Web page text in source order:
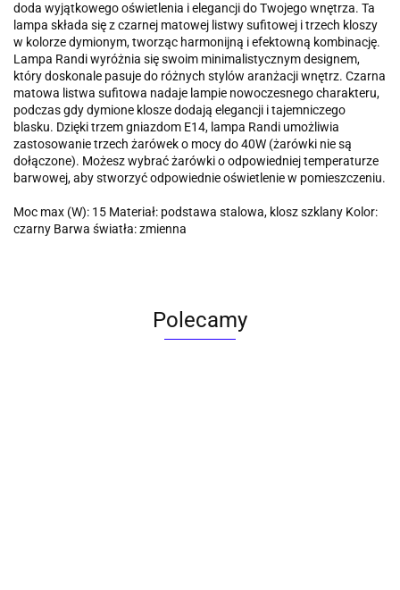
doda wyjątkowego oświetlenia i elegancji do Twojego wnętrza. Ta
lampa składa się z czarnej matowej listwy sufitowej i trzech kloszy
w kolorze dymionym, tworząc harmonijną i efektowną kombinację.
Lampa Randi wyróżnia się swoim minimalistycznym designem,
który doskonale pasuje do różnych stylów aranżacji wnętrz. Czarna
matowa listwa sufitowa nadaje lampie nowoczesnego charakteru,
podczas gdy dymione klosze dodają elegancji i tajemniczego
blasku. Dzięki trzem gniazdom E14, lampa Randi umożliwia
zastosowanie trzech żarówek o mocy do 40W (żarówki nie są
dołączone). Możesz wybrać żarówki o odpowiedniej temperaturze
barwowej, aby stworzyć odpowiednie oświetlenie w pomieszczeniu.
Moc max (W): 15 Materiał: podstawa stalowa, klosz szklany Kolor:
czarny Barwa światła: zmienna
Polecamy